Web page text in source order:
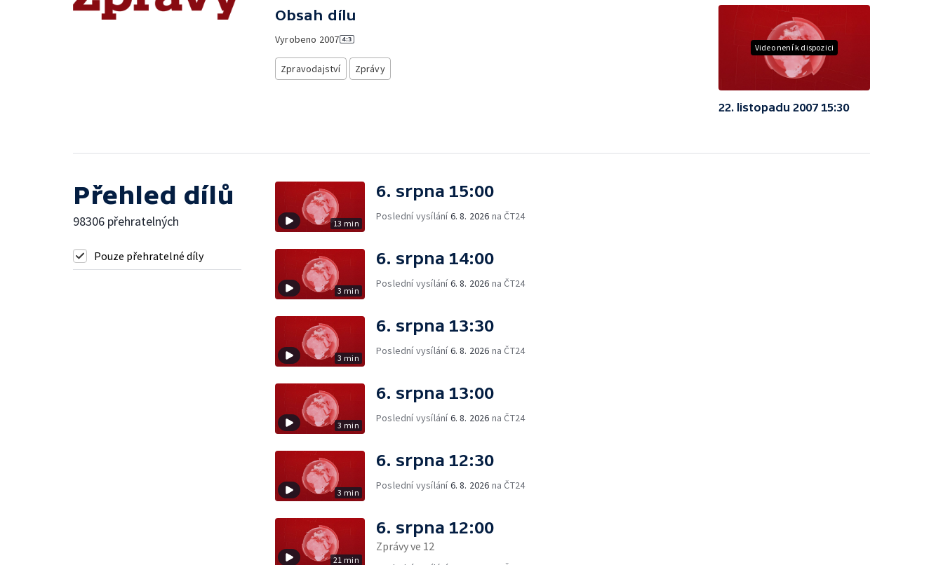
Obsah dílu
Vyrobeno 2007
Zpravodajství Zprávy
Video není k dispozici
22. listopadu 2007 15:30
Přehled dílů
98306 přehratelných
Pouze přehratelné díly
13 min
6. srpna 15:00
Poslední vysílání6. 8. 2026 na ČT24
3 min
6. srpna 14:00
Poslední vysílání6. 8. 2026 na ČT24
3 min
6. srpna 13:30
Poslední vysílání6. 8. 2026 na ČT24
3 min
6. srpna 13:00
Poslední vysílání6. 8. 2026 na ČT24
3 min
6. srpna 12:30
Poslední vysílání6. 8. 2026 na ČT24
21 min
6. srpna 12:00
Zprávy ve 12